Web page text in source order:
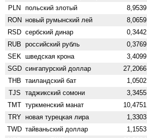
PLN польский злотый 8,9539
RON новый румынский лей 8,0659
RSD сербский динар 0,3442
RUB российский рубль 0,3769
SEK шведская крона 3,4099
SGD сингапурский доллар 27,2066
THB таиландский бат 1,0502
TJS таджикский сомони 3,3455
TMT туркменский манат 10,4751
TRY новая турецкая лира 1,3303
TWD тайваньский доллар 1,1553